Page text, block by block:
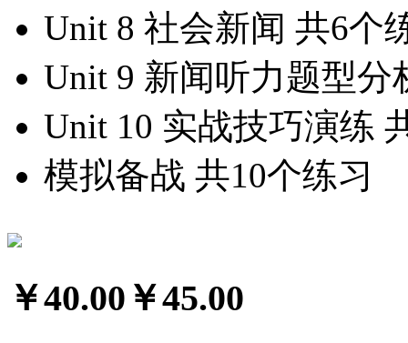
Unit 8 社会新闻 共6个
Unit 9 新闻听力题型
Unit 10 实战技巧演练
模拟备战 共10个练习
￥40.00 ￥45.00